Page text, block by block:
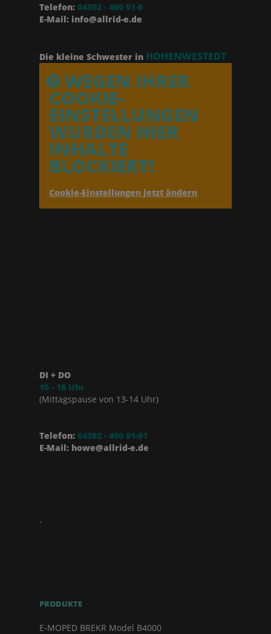
Telefon: 04392 - 400 91-0
E-Mail: info@allrid-e.de
Die kleine Schwester in HOHENWESTEDT
WEGEN IHRER
COOKIE-
EINSTELLUNGEN
WURDEN HIER
INHALTE
BLOCKIERT!
Cookie-Einstellungen jetzt ändern
DI + DO
10 - 18 Uhr
(Mittagspause von 13-14 Uhr)
Telefon: 04392 - 400 91-91
E-Mail: howe@allrid-e.de
.
PRODUKTE
E-MOPED BREKR Model B4000